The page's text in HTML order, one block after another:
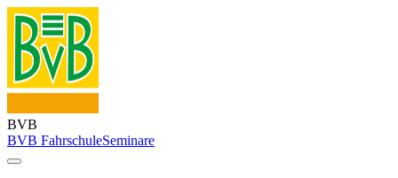
BVB
BVB FahrschuleSeminare